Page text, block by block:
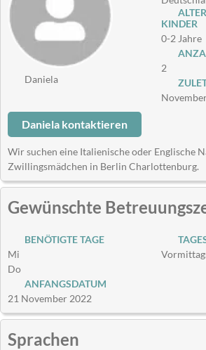
Daniela
KINDER
0-2 Jahre
2
Daniela kontaktieren
Wir suchen eine Italienische oder Englische
Zwillingsmädchen in Berlin Charlottenburg.
Gewünschte
BENÖTIGTE TAGE
Mi
Do
ANFANGSDATUM
21 November 2022
Sprachen